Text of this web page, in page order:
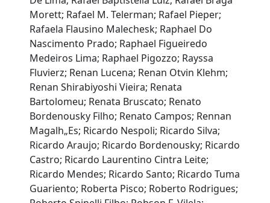
Morett; Rafael M. Telerman; Rafael Pieper;
Rafaela Flausino Malechesk; Raphael Do
Nascimento Prado; Raphael Figueiredo
Medeiros Lima; Raphael Pigozzo; Rayssa
Fluvierz; Renan Lucena; Renan Otvin Klehm;
Renan Shirabiyoshi Vieira; Renata
Bartolomeu; Renata Bruscato; Renato
Bordenousky Filho; Renato Campos; Rennan
Magalh„Es; Ricardo Nespoli; Ricardo Silva;
Ricardo Araujo; Ricardo Bordenousky; Ricardo
Castro; Ricardo Laurentino Cintra Leite;
Ricardo Mendes; Ricardo Santo; Ricardo Tuma
Guariento; Roberta Pisco; Roberto Rodrigues;